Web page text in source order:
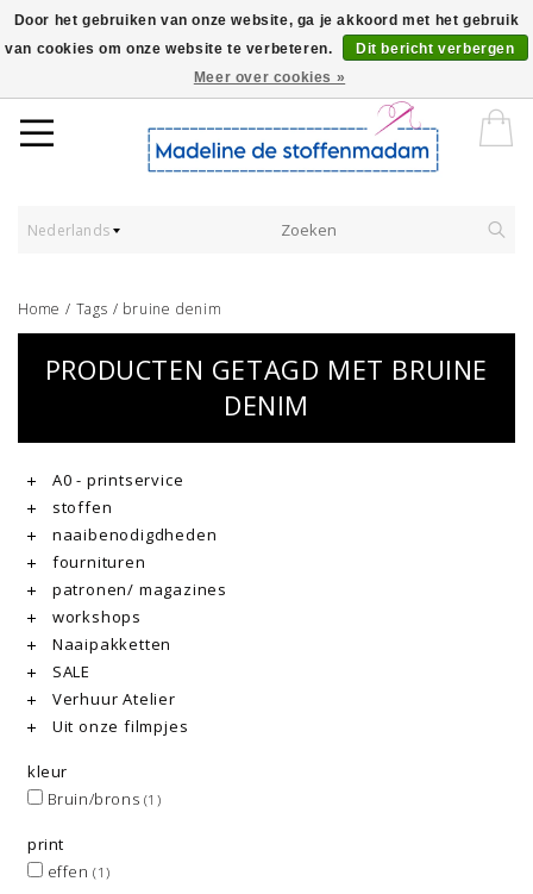
Worldwide Shipping - Onze stoffen worden verkocht per 10 cm.
Nederlands
Home / Tags / bruine denim
PRODUCTEN GETAGD MET BRUINE
DENIM
A0 - printservice
stoffen
naaibenodigdheden
fournituren
patronen/ magazines
workshops
Naaipakketten
SALE
Verhuur Atelier
Uit onze filmpjes
kleur
Bruin/brons (1)
print
effen(1)
Door het gebruiken van onze website, ga je akkoord met het gebruik
van cookies om onze website te verbeteren.
Dit bericht verbergen
Meer over cookies »